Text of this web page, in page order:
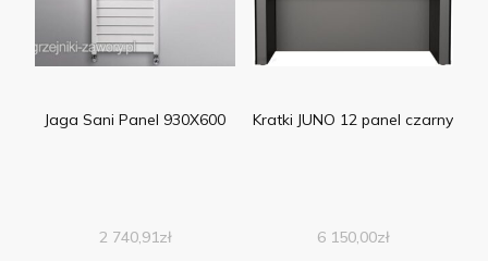
Jaga Sani Panel 930X600
2 740,91zł
Kratki JUNO 12 panel czarny
6 150,00zł